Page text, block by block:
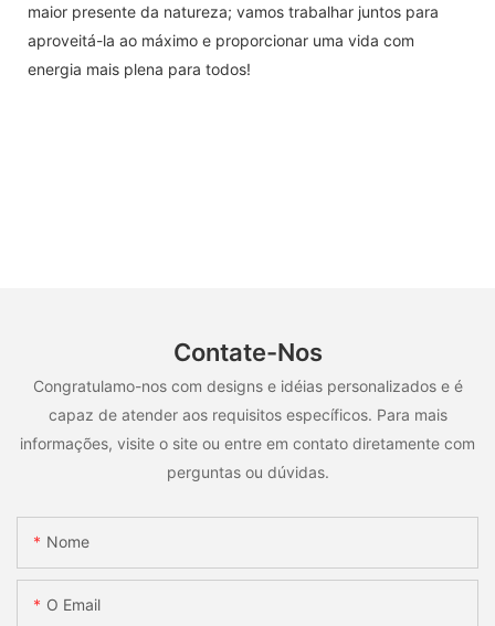
maior presente da natureza; vamos trabalhar juntos para
aproveitá-la ao máximo e proporcionar uma vida com
energia mais plena para todos!
Contate-Nos
Congratulamo-nos com designs e idéias personalizados e é
capaz de atender aos requisitos específicos. Para mais
informações, visite o site ou entre em contato diretamente com
perguntas ou dúvidas.
Nome
O Email